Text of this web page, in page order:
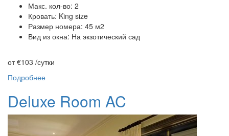
Макс. кол-во: 2
Кровать: King size
Размер номера: 45 м2
Вид из окна: На экзотический сад
от €103 /сутки
Подробнее
Deluxe Room AC